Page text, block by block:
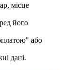
місце
його
або
дані.